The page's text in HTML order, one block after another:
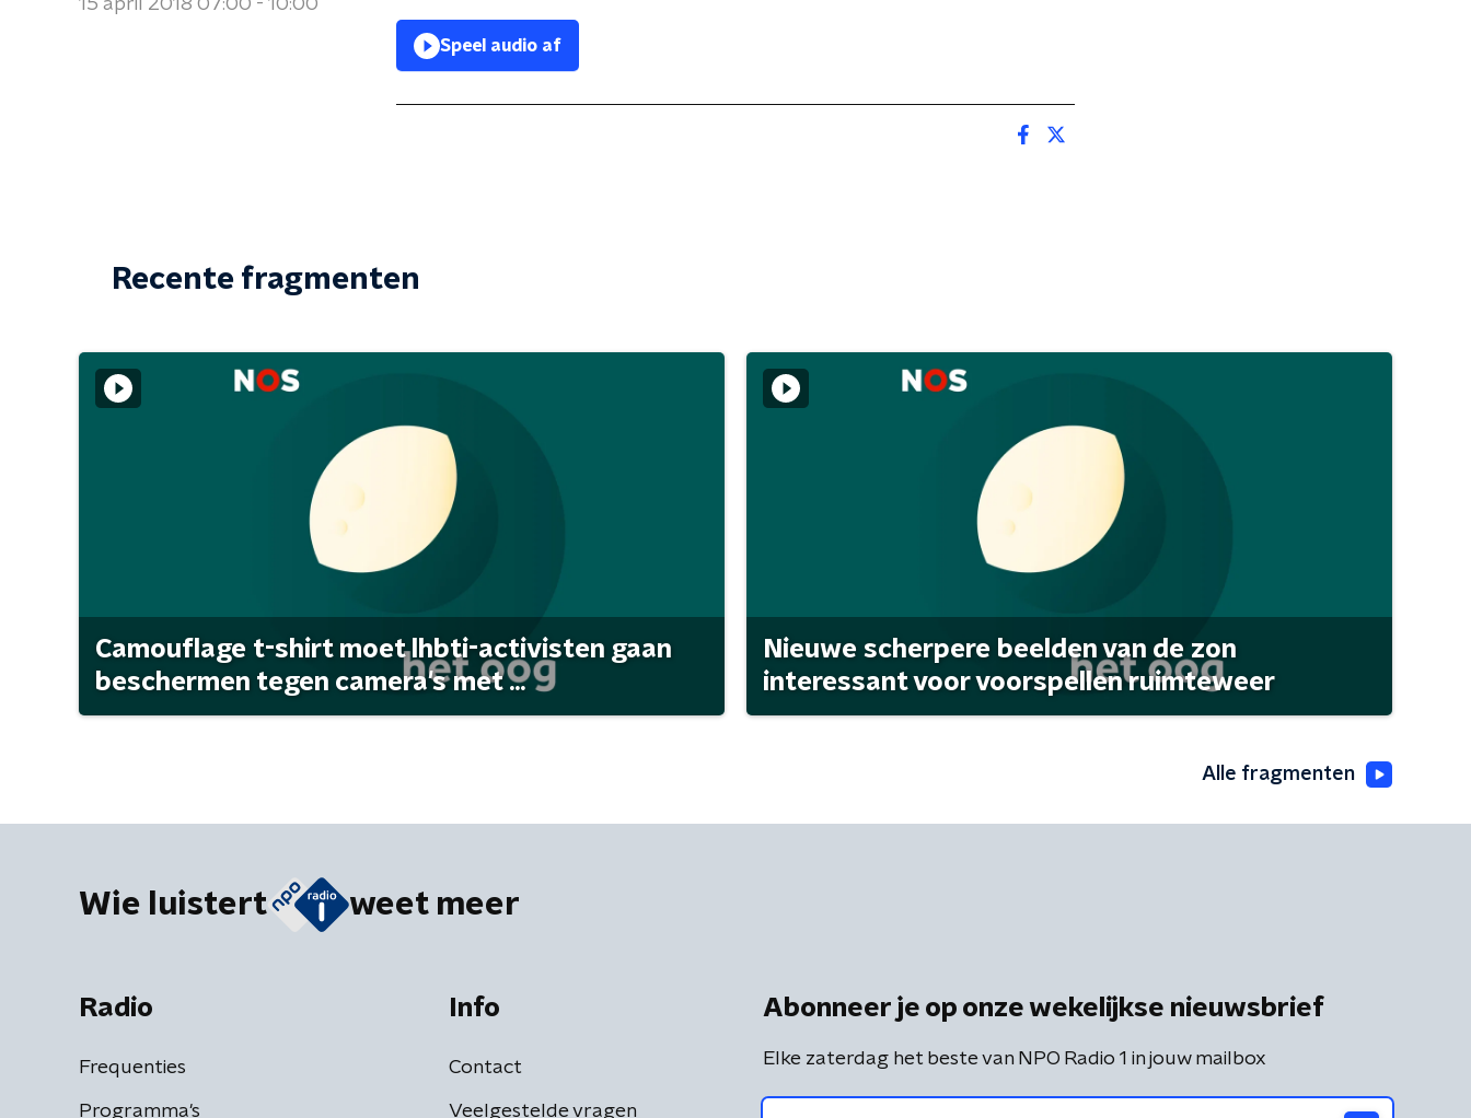
15 april 2018 07:00 - 10:00
Speel audio af
Recente fragmenten
Camouflage t-shirt moet lhbti-activisten gaan
beschermen tegen camera's met ...
Nieuwe scherpere beelden van de zon
interessant voor voorspellen ruimteweer
Alle fragmenten
Wie luistert weet meer
Radio
Frequenties
Programma's
Info
Contact
Veelgestelde vragen
Abonneer je op onze wekelijkse nieuwsbrief
Elke zaterdag het beste van NPO Radio 1 in jouw mailbox